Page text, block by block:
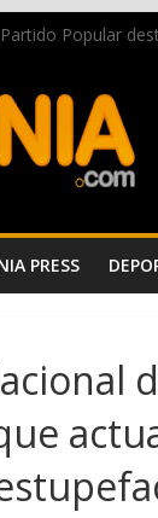
Partido Popular
XII Festival de
Moros y
nueva campaña
PRESS